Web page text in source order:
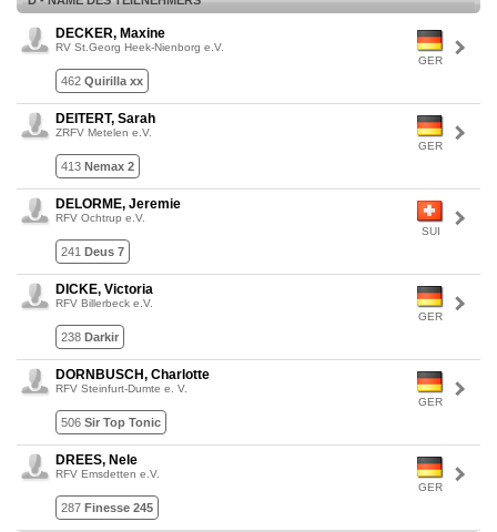
GER
DECKER, Maxine
RV St.Georg Heek-Nienborg e.V.
462 Quirilla xx
GER
DEITERT, Sarah
ZRFV Metelen e.V.
413 Nemax 2
SUI
DELORME, Jeremie
RFV Ochtrup e.V.
241 Deus 7
GER
DICKE, Victoria
RFV Billerbeck e.V.
238 Darkir
GER
DORNBUSCH, Charlotte
RFV Steinfurt-Dumte e. V.
506 Sir Top Tonic
GER
DREES, Nele
RFV Emsdetten e.V.
287 Finesse 245